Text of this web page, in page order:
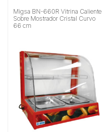
Migsa BN-660R Vitrina Caliente
Sobre Mostrador Cristal Curvo
66 cm